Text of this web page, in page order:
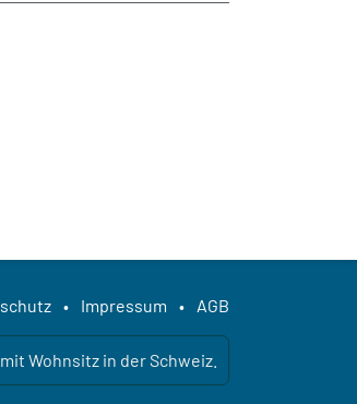
• Impressum • AGB
Wohnsitz in der Schweiz.